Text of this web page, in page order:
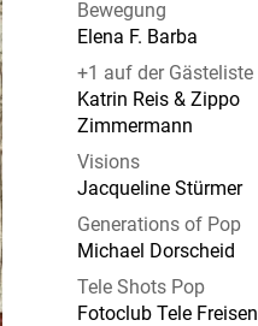
Bewegung
Elena F. Barba
+1 auf der Gästeliste
Katrin Reis & Zippo
Zimmermann
Visions
Jacqueline Stürmer
Generations of Pop
Michael Dorscheid
Tele Shots Pop
Fotoclub Tele Freisen